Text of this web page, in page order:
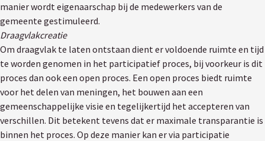
manier wordt eigenaarschap bij de medewerkers van de
gemeente gestimuleerd.
Draagvlakcreatie
Om draagvlak te laten ontstaan dient er voldoende ruimte en tijd
te worden genomen in het participatief proces, bij voorkeur is dit
proces dan ook een open proces. Een open proces biedt ruimte
voor het delen van meningen, het bouwen aan een
gemeenschappelijke visie en tegelijkertijd het accepteren van
verschillen. Dit betekent tevens dat er maximale transparantie is
binnen het proces. Op deze manier kan er via participatie